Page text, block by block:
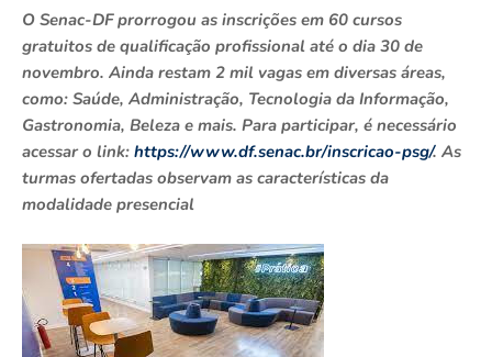
O Senac-DF prorrogou as inscrições em 60 cursos
gratuitos de qualificação profissional até o dia 30 de
novembro. Ainda restam 2 mil vagas em diversas áreas,
como: Saúde, Administração, Tecnologia da Informação,
Gastronomia, Beleza e mais. Para participar, é necessário
acessar o link: https://www.df.senac.br/inscricao-psg/. As
turmas ofertadas observam as características da
modalidade presencial